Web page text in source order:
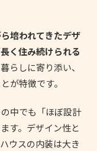
培われてきたデザ
く住み続けられる
らしに寄り添い、
が特徴です。
中でも「ほぼ設計
す。デザイン性と
ウスの内装は大き